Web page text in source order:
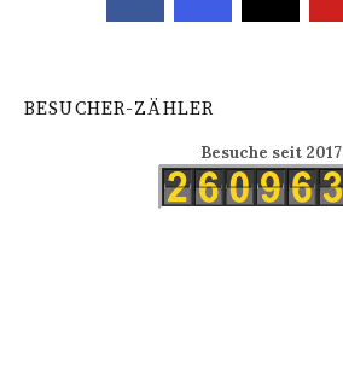
BESUCHER-ZÄHLER
Besuche seit 2017